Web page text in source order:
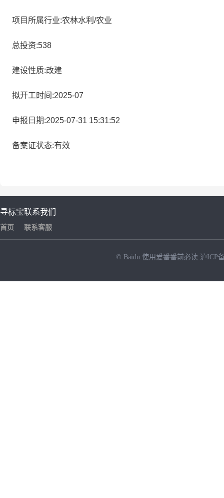
项目所属行业:农林水利/农业
总投资:538
建设性质:改建
拟开工时间:2025-07
申报日期:2025-07-31 15:31:52
备案证状态:有效
寻标宝
首页
联系我们
联系客服
© Baidu 使用爱番番前必读 沪ICP